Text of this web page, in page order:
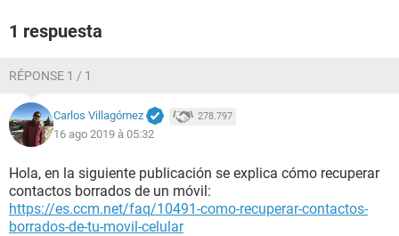
1 respuesta
RÉPONSE 1 / 1
Carlos Villagómez 278.797
16 ago 2019 à 05:32
Hola, en la siguiente publicación se explica cómo recuperar
contactos borrados de un móvil:
https://es.ccm.net/faq/10491-como-recuperar-contactos-
borrados-de-tu-movil-celular